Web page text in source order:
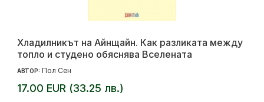
Хладилникът на Айнщайн. Как разликата между
топло и студено обяснява Вселената
АВТОР: Пол Сен
17.00 EUR (33.25 лв.)